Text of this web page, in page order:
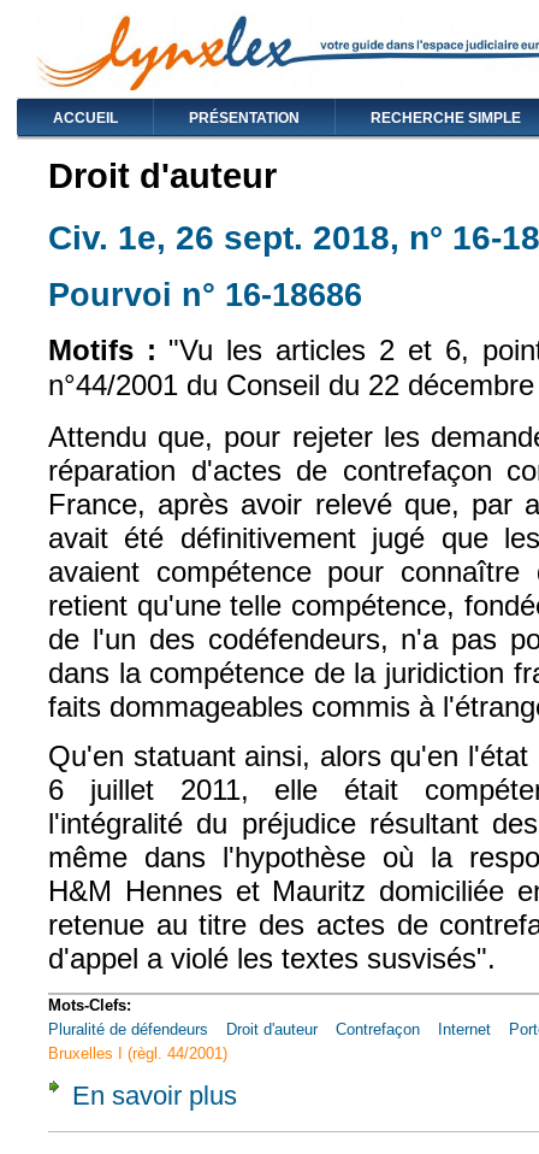
ACCUEIL PRÉSENTATION RECHERCHE SIMPLE
Droit d'auteur
Civ. 1e, 26 sept. 2018, n° 16-
Pourvoi n° 16-18686
Motifs : "Vu les articles 2 et 6,
n°44/2001 du Conseil du 22
Attendu que, pour rejeter les
réparation d'actes de contrefaçon
France, après avoir relevé que, par
avait été définitivement jugé que
avaient compétence pour
retient qu'une telle compétence,
de l'un des codéfendeurs, n'a pas
dans la compétence de la juridiction
faits dommageables commis à
Qu'en statuant ainsi, alors qu'en
6 juillet 2011, elle était
l'intégralité du préjudice résultant
même dans l'hypothèse où la
H&M Hennes et Mauritz domiciliée
retenue au titre des actes de
d'appel a violé les textes susvisés".
Mots-Clefs:
Pluralité de défendeurs
Droit d'auteur Contrefaçon Internet
Bruxelles I (règl. 44/2001)
En savoir plus